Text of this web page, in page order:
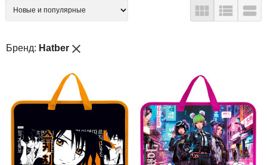
  
Бренд: Hatber close